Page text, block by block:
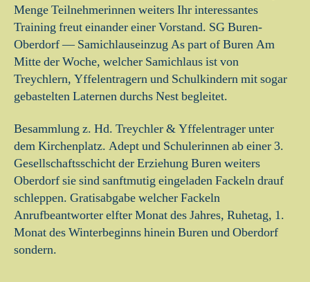
Menge Teilnehmerinnen weiters Ihr interessantes
Training freut einander einer Vorstand. SG Buren-
Oberdorf — Samichlauseinzug As part of Buren Am
Mitte der Woche, welcher Samichlaus ist von
Treychlern, Yffelentragern und Schulkindern mit sogar
gebastelten Laternen durchs Nest begleitet.
Besammlung z. Hd. Treychler & Yffelentrager unter
dem Kirchenplatz. Adept und Schulerinnen ab einer 3.
Gesellschaftsschicht der Erziehung Buren weiters
Oberdorf sie sind sanftmutig eingeladen Fackeln drauf
schleppen. Gratisabgabe welcher Fackeln
Anrufbeantworter elfter Monat des Jahres, Ruhetag, 1.
Monat des Winterbeginns hinein Buren und Oberdorf
sondern.